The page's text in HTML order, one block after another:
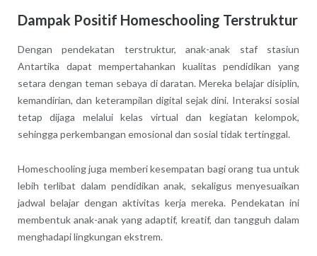
Dampak Positif Homeschooling Terstruktur
Dengan pendekatan terstruktur, anak-anak staf stasiun
Antartika dapat mempertahankan kualitas pendidikan yang
setara dengan teman sebaya di daratan. Mereka belajar disiplin,
kemandirian, dan keterampilan digital sejak dini. Interaksi sosial
tetap dijaga melalui kelas virtual dan kegiatan kelompok,
sehingga perkembangan emosional dan sosial tidak tertinggal.
Homeschooling juga memberi kesempatan bagi orang tua untuk
lebih terlibat dalam pendidikan anak, sekaligus menyesuaikan
jadwal belajar dengan aktivitas kerja mereka. Pendekatan ini
membentuk anak-anak yang adaptif, kreatif, dan tangguh dalam
menghadapi lingkungan ekstrem.